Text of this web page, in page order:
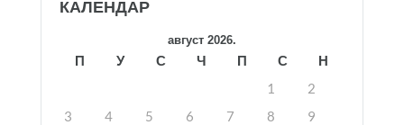
КАЛЕНДАР
август 2026.
П У С Ч П С
Н
1
2
3
4 5 6 7 8
9